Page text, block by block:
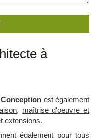
à
Conception est également
, maîtrise d'oeuvre et
extensions.
également pour tous